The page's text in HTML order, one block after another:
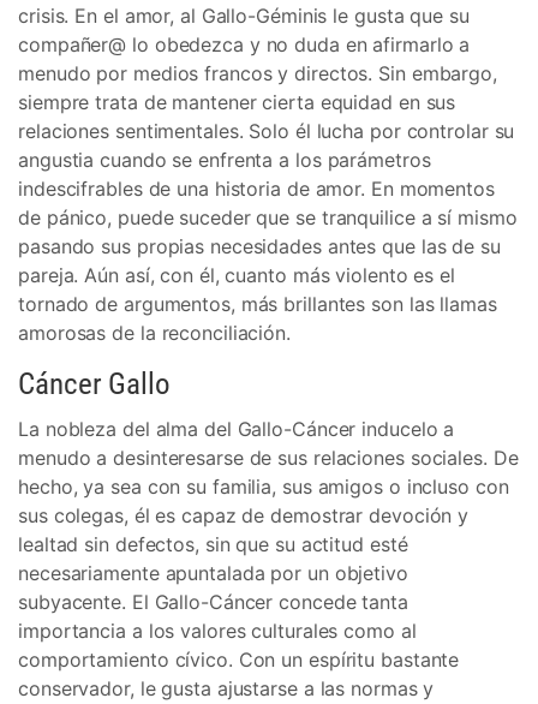
crisis. En el amor, al Gallo-Géminis le gusta que su
compañer@ lo obedezca y no duda en afirmarlo a
menudo por medios francos y directos. Sin embargo,
siempre trata de mantener cierta equidad en sus
relaciones sentimentales. Solo él lucha por controlar su
angustia cuando se enfrenta a los parámetros
indescifrables de una historia de amor. En momentos
de pánico, puede suceder que se tranquilice a sí mismo
pasando sus propias necesidades antes que las de su
pareja. Aún así, con él, cuanto más violento es el
tornado de argumentos, más brillantes son las llamas
amorosas de la reconciliación.
Cáncer Gallo
La nobleza del alma del Gallo-Cáncer inducelo a
menudo a desinteresarse de sus relaciones sociales. De
hecho, ya sea con su familia, sus amigos o incluso con
sus colegas, él es capaz de demostrar devoción y
lealtad sin defectos, sin que su actitud esté
necesariamente apuntalada por un objetivo
subyacente. El Gallo-Cáncer concede tanta
importancia a los valores culturales como al
comportamiento cívico. Con un espíritu bastante
conservador, le gusta ajustarse a las normas y